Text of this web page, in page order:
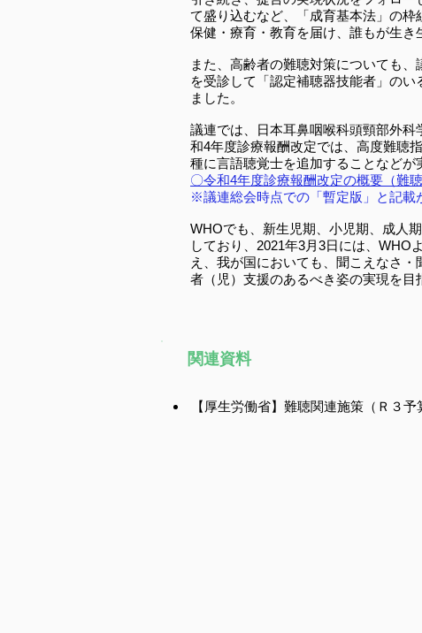
て盛り込むなど、「成育基本法」の
保健・療育・教育を届け、誰もが生き
また、高齢者の難聴対策についても
を受診して「認定補聴器技能者」の
ました。
議連では、日本耳鼻咽喉科頭頸部外
和4年度診療報酬改定では、高度難聴
種に言語聴覚士を追加することなどが
〇令和4年度診療報酬改定の概要（難
※議連総会時点での「暫定版」と記載
WHOでも、新生児期、小児期、成人
しており、2021年3月3日には、WHO
え、我が国においても、聞こえなさ
者（児）支援のあるべき姿の実現を目
関連資料
【厚生労働省】難聴関連施策（Ｒ３予